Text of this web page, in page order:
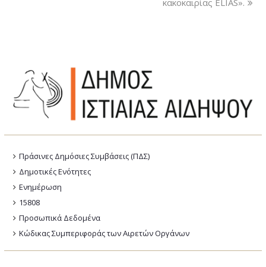
Πράσινες Δημόσιες Συμβάσεις (ΠΔΣ)
Δημοτικές Ενότητες
Ενημέρωση
15808
Προσωπικά Δεδομένα
Κώδικας Συμπεριφοράς των Αιρετών Οργάνων